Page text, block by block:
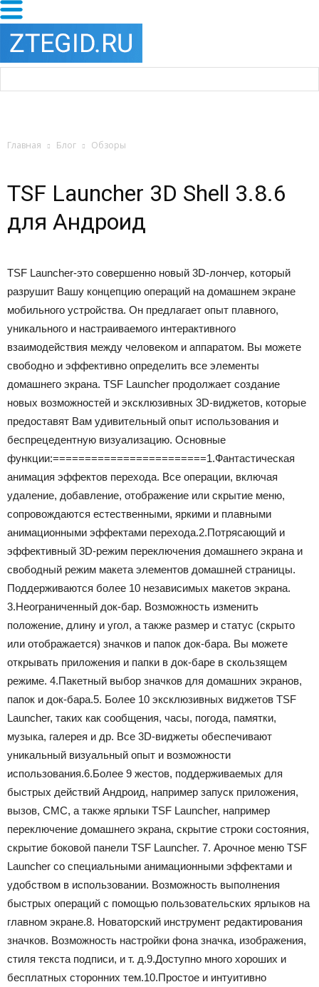
Главная Блог Обзоры
TSF Launcher 3D Shell 3.8.6
для Андроид
TSF Launcher-это совершенно новый 3D-лончер, который
разрушит Вашу концепцию операций на домашнем экране
мобильного устройства. Он предлагает опыт плавного,
уникального и настраиваемого интерактивного
взаимодействия между человеком и аппаратом. Вы можете
свободно и эффективно определить все элементы
домашнего экрана. TSF Launcher продолжает создание
новых возможностей и эксклюзивных 3D-виджетов, которые
предоставят Вам удивительный опыт использования и
беспрецедентную визуализацию. Основные
функции:========================1.Фантастическая
анимация эффектов перехода. Все операции, включая
удаление, добавление, отображение или скрытие меню,
сопровождаются естественными, яркими и плавными
анимационными эффектами перехода.2.Потрясающий и
эффективный 3D-режим переключения домашнего экрана и
свободный режим макета элементов домашней страницы.
Поддерживаются более 10 независимых макетов экрана.
3.Неограниченный док-бар. Возможность изменить
положение, длину и угол, а также размер и статус (скрыто
или отображается) значков и папок док-бара. Вы можете
открывать приложения и папки в док-баре в скользящем
режиме. 4.Пакетный выбор значков для домашних экранов,
папок и док-бара.5. Более 10 эксклюзивных виджетов TSF
Launcher, таких как сообщения, часы, погода, памятки,
музыка, галерея и др. Все 3D-виджеты обеспечивают
уникальный визуальный опыт и возможности
использования.6.Более 9 жестов, поддерживаемых для
быстрых действий Андроид, например запуск приложения,
вызов, СМС, а также ярлыки TSF Launcher, например
переключение домашнего экрана, скрытие строки состояния,
скрытие боковой панели TSF Launcher. 7. Арочное меню TSF
Launcher со специальными анимационными эффектами и
удобством в использовании. Возможность выполнения
быстрых операций с помощью пользовательских ярлыков на
главном экране.8. Новаторский инструмент редактирования
значков. Возможность настройки фона значка, изображения,
стиля текста подписи, и т. д.9.Доступно много хороших и
бесплатных сторонних тем.10.Простое и интуитивно